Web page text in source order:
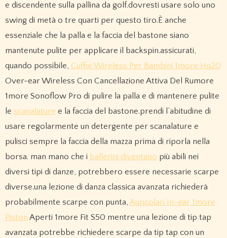
e discendente sulla pallina da golf.dovresti usare solo uno
swing di metà o tre quarti per questo tiro.È anche
essenziale che la palla e la faccia del bastone siano
mantenute pulite per applicare il backspin.assicurati,
quando possibile, Cuffie Wireless Per Bambini 1more Hq20
Over-ear Wireless Con Cancellazione Attiva Del Rumore
1more Sonoflow Pro di pulire la palla e di mantenere pulite
le scanalature e la faccia del bastone.prendi l’abitudine di
usare regolarmente un detergente per scanalature e
pulisci sempre la faccia della mazza prima di riporla nella
borsa. man mano che i ballerini diventano più abili nei
diversi tipi di danze, potrebbero essere necessarie scarpe
diverse.una lezione di danza classica avanzata richiederà
probabilmente scarpe con punta, Auricolari In-ear 1more
Piston Aperti 1more Fit S50 mentre una lezione di tip tap
avanzata potrebbe richiedere scarpe da tip tap con un